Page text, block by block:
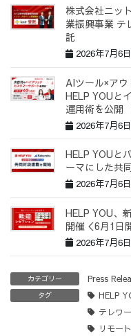
株式会社ニッ
業振興事業 テ
託
2026年7月6日
AIツール×アウ
HELP YOUと
運用術を公開
2026年7月6日
HELP YOUと
ーマにした共
2026年7月6日
HELP YOU、
開催＜6月1日
2026年7月6日
カテゴリー Press
タグ HELP
テレワ
リモー